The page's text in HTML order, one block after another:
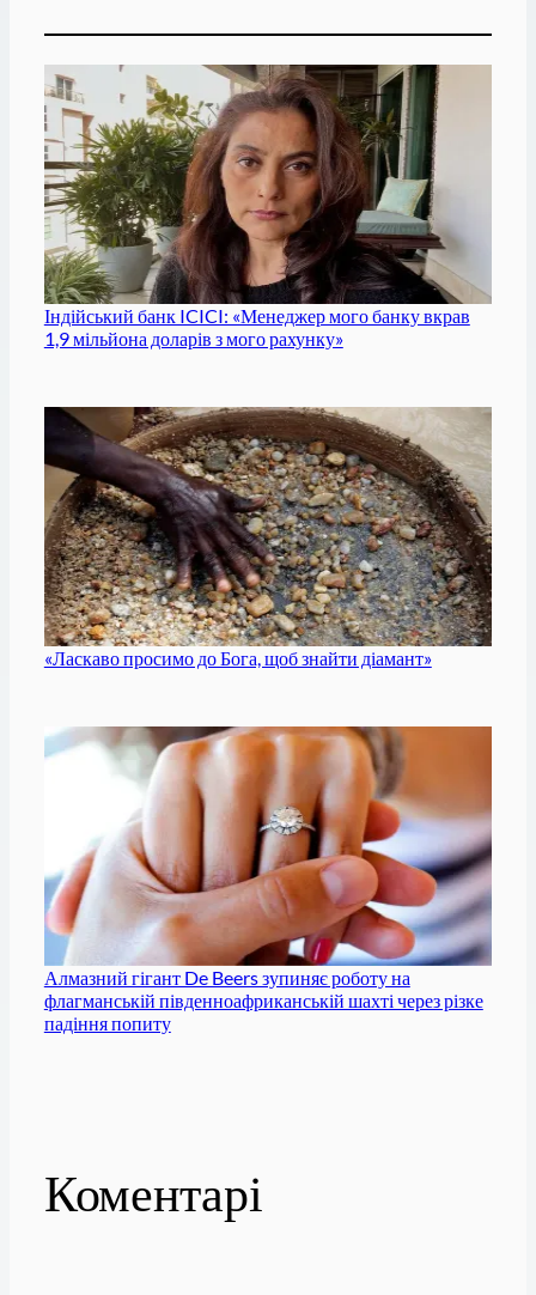
Індійський банк ICICI: «Менеджер мого банку вкрав
1,9 мільйона доларів з мого рахунку»
«Ласкаво просимо до Бога, щоб знайти діамант»
Алмазний гігант De Beers зупиняє роботу на
флагманській південноафриканській шахті через різке
падіння попиту
Коментарі